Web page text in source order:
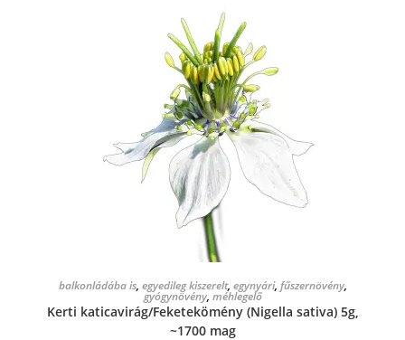
KOSÁRBA TESZEM
balkonládába is, egyedileg kiszerelt, egynyári, fűszernövény,
gyógynövény, méhlegelő
Kerti katicavirág/Feketekömény (Nigella sativa) 5g,
~1700 mag